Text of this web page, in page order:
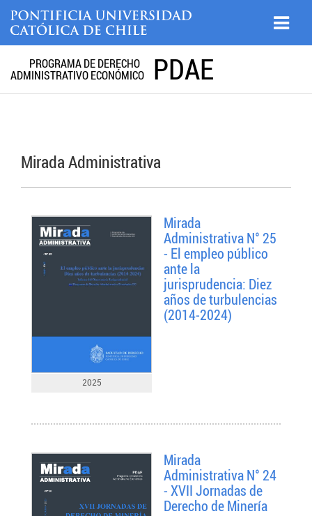
PROGRAMA DE DERECHO
ADMINISTRATIVO ECONÓMICO PDAE
Mirada Administrativa
2025
Mirada
Administrativa N° 25
- El empleo público
ante la
jurisprudencia: Diez
años de turbulencias
(2014-2024)
Mirada
Administrativa N° 24
- XVII Jornadas de
Derecho de Minería